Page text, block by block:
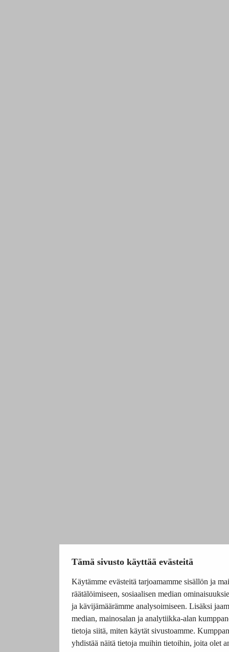
Tämä sivusto käyttää evästeitä
Käytämme evästeitä tarjoamamme sisällön ja
räätälöimiseen, sosiaalisen median
ja kävijämäärämme analysoimiseen. Lisäksi
median, mainosalan ja analytiikka-alan
tietoja siitä, miten käytät sivustoamme.
yhdistää näitä tietoja muihin tietoihin, joita olet